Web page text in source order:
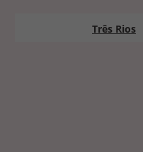
Três Rios